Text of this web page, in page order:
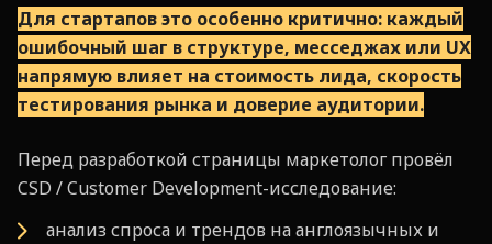
Для стартапов это особенно критично: каждый
ошибочный шаг в структуре, месседжах или UX
напрямую влияет на стоимость лида, скорость
тестирования рынка и доверие аудитории.
Перед разработкой страницы маркетолог провёл
CSD / Customer Development-исследование:
анализ спроса и трендов на англоязычных и